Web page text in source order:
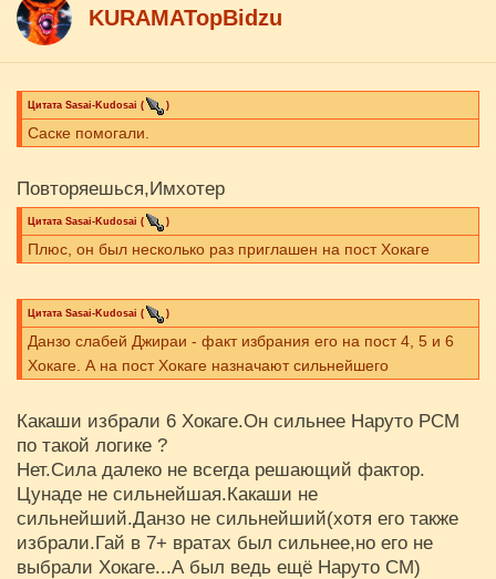
KURAMATopBidzu
Цитата Sasai-Kudosai ( )
Саске помогали.
Повторяешься,Имхотер
Цитата Sasai-Kudosai ( )
Плюс, он был несколько раз приглашен на пост Хокаге
Цитата Sasai-Kudosai ( )
Данзо слабей Джираи - факт избрания его на пост 4, 5 и 6
Хокаге. А на пост Хокаге назначают сильнейшего
Какаши избрали 6 Хокаге.Он сильнее Наруто РСМ
по такой логике ?
Нет.Сила далеко не всегда решающий фактор.
Цунаде не сильнейшая.Какаши не
сильнейший.Данзо не сильнейший(хотя его также
избрали.Гай в 7+ вратах был сильнее,но его не
выбрали Хокаге...А был ведь ещё Наруто СМ)